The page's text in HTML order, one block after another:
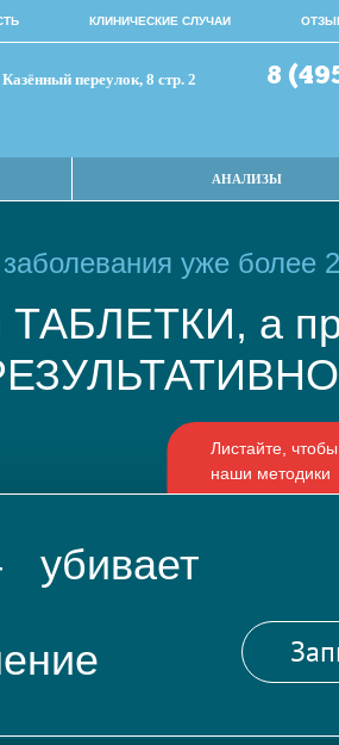
КЛИНИЧЕСКИЕ СЛУЧАИ
переулок, 8 стр. 2 8
АНАЛИЗЫ
уже более
ТАБЛЕТКИ, а